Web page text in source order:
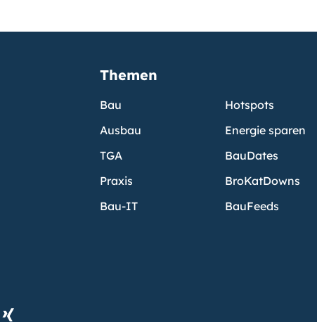
Themen
Bau
Ausbau
TGA
Praxis
Bau-IT
Hotspots
Energie sparen
BauDates
BroKatDowns
BauFeeds